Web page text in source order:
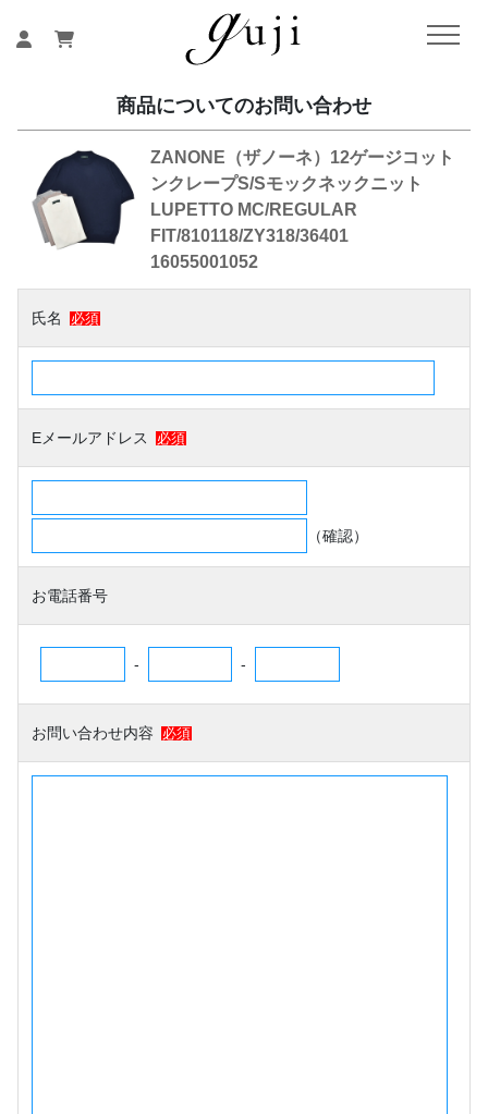
商品についてのお問い合わせ
ZANONE（ザノーネ）12ゲージコット
ンクレープS/Sモックネックニット
LUPETTO MC/REGULAR
FIT/810118/ZY318/36401
16055001052
氏名 必須
Eメールアドレス 必須
（確認）
お電話番号
- -
お問い合わせ内容 必須